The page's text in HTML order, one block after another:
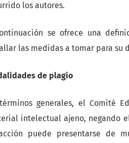
los autores.
se ofrece una
las medidas a tomar para su
de plagio
generales, el Comité
intelectual ajeno, negando
puede presentarse de